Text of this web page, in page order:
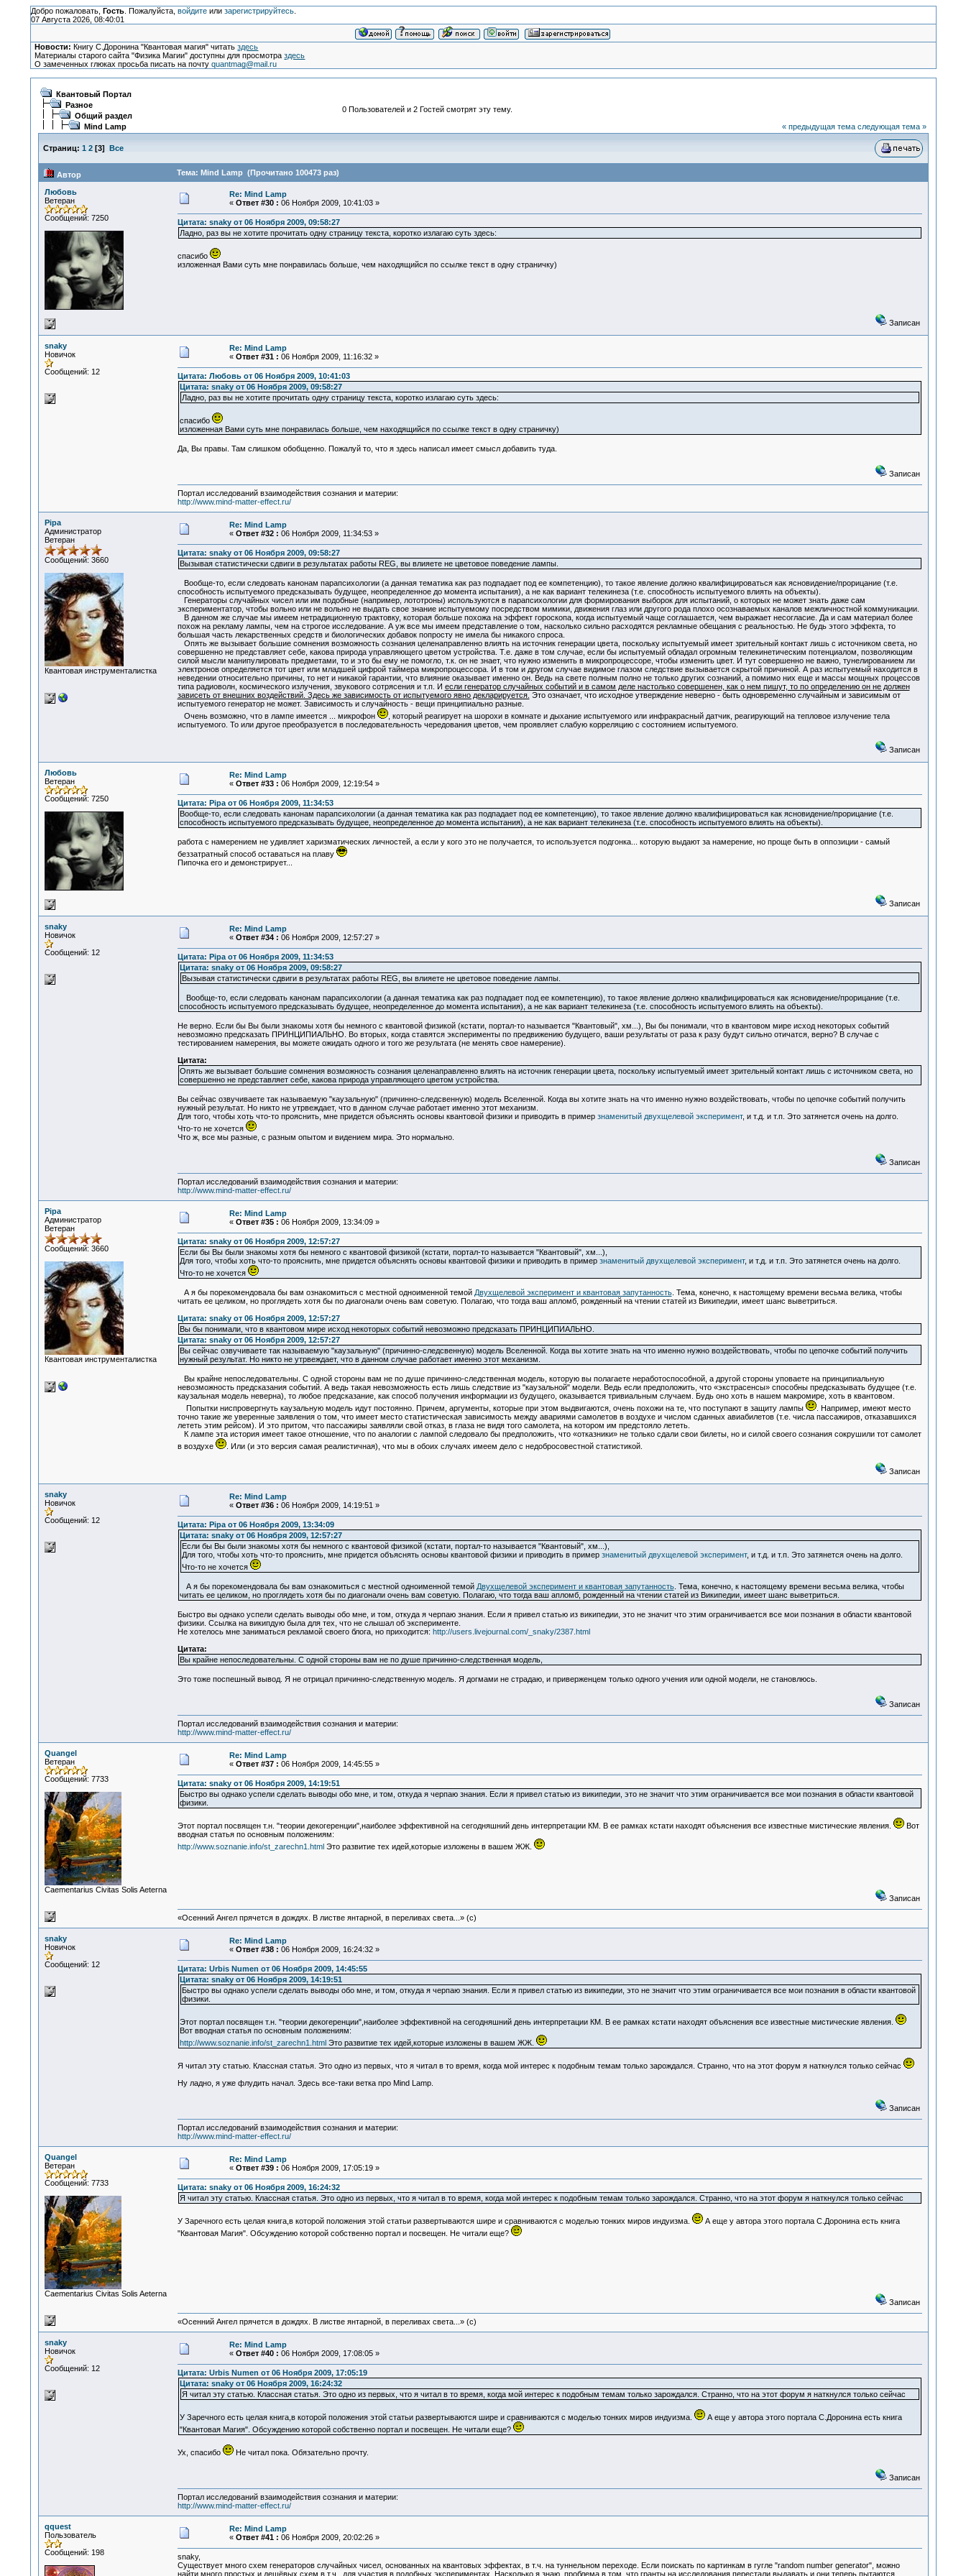
Добро пожаловать, Гость. Пожалуйста, войдитеили зарегистрируйтесь.
07 Августа 2026, 08:40:01
Новости: Книгу С.Доронина "Квантовая магия" читатьздесь
Материалы старого сайта "Физика Магии" доступны для просмотраздесь
О замеченных глюках просьба писать на почтуquantmag@mail.ru
Квантовый Портал
Разное
Общий раздел
Mind Lamp
0 Пользователей и 2 Гостей смотрят эту тему.
« предыдущая тема следующая тема »
Страниц: 1 2[3] Все
Автор Тема: Mind Lamp (Прочитано 100473 раз)
Любовь
Ветеран
Сообщений: 7250
Re: Mind Lamp
« Ответ #30 : 06 Ноября 2009, 10:41:03 »
Цитата: snaky от 06 Ноября 2009, 09:58:27
Ладно, раз вы не хотите прочитать одну страницу текста, коротко излагаю суть здесь:
спасибо
изложенная Вами суть мне понравилась больше, чем находящийся по ссылке текст в одну страничку)
Записан
snaky
Новичок
Сообщений: 12
Re: Mind Lamp
« Ответ #31 : 06 Ноября 2009, 11:16:32 »
Цитата: Любовь от 06 Ноября 2009, 10:41:03
Цитата: snaky от 06 Ноября 2009, 09:58:27
Ладно, раз вы не хотите прочитать одну страницу текста, коротко излагаю суть здесь:
спасибо
изложенная Вами суть мне понравилась больше, чем находящийся по ссылке текст в одну страничку)
Да, Вы правы. Там слишком обобщенно. Пожалуй то, что я здесь написал имеет смысл добавить туда.
Записан
Портал исследований взаимодействия сознания и материи:
http://www.mind-matter-effect.ru/
Pipa
Администратор
Ветеран
Сообщений: 3660
Квантовая инструменталистка
Re: Mind Lamp
« Ответ #32 : 06 Ноября 2009, 11:34:53 »
Цитата: snaky от 06 Ноября 2009, 09:58:27
Вызывая статистически сдвиги в результатах работы REG, вы влияете не цветовое поведение лампы.
Вообще-то, если следовать канонам парапсихологии (а данная тематика как раз подпадает под ее компетенцию), то такое явление должно квалифицироваться как ясновидение/прорицание (т.е.
способность испытуемого предсказывать будущее, неопределенное до момента испытания), а не как вариант телекинеза (т.е. способность испытуемого влиять на объекты).
Генераторы случайных чисел или им подобные (например, лототроны) используются в парапсихологии для формирования выборок для испытаний, о которых не может знать даже сам
экспериментатор, чтобы вольно или не вольно не выдать свое знание испытуемому посредством мимики, движения глаз или другого рода плохо осознаваемых каналов межличностной коммуникации.
В данном же случае мы имеем нетрадиционную трактовку, которая больше похожа на эффект гороскопа, когда испытуемый чаще соглашается, чем выражает несогласие. Да и сам материал более
похож на рекламу лампы, чем на строгое исследование. А уж все мы имеем представление о том, насколько сильно расходятся рекламные обещания с реальностью. Не будь этого эффекта, то
большая часть лекарственных средств и биологических добавок попросту не имела бы никакого спроса.
Опять же вызывает большие сомнения возможность сознания целенаправленно влиять на источник генерации цвета, поскольку испытуемый имеет зрительный контакт лишь с источником света, но
совершенно не представляет себе, какова природа управляющего цветом устройства. Т.е. даже в том случае, если бы испытуемый обладал огромным телекинетическим потенциалом, позволяющим
силой мысли манипулировать предметами, то и это бы ему не помогло, т.к. он не знает, что нужно изменить в микропроцессоре, чтобы изменить цвет. И тут совершенно не важно, тунелированием ли
электронов определяется тот цвет или младшей цифрой таймера микропроцессора. И в том и другом случае видимое глазом следствие вызывается скрытой причиной. А раз испытуемый находится в
неведении относительно причины, то нет и никакой гарантии, что влияние оказывает именно он. Ведь на свете полным полно не только других сознаний, а помимо них еще и массы мощных процессов
типа радиоволн, космического излучения, звукового сотрясения и т.п. И если генератор случайных событий и в самом деле настолько совершенен, как о нем пишут, то по определению он не должен
зависеть от внешних воздействий. Здесь же зависимость от испытуемого явно декларируется. Это означает, что исходное утверждение неверно - быть одновременно случайным и зависимым от
испытуемого генератор не может. Зависимость и случайность - вещи принципиально разные.
Очень возможно, что в лампе имеется ... микрофон
, который реагирует на шорохи в комнате и дыхание испытуемого или инфракрасный датчик, реагирующий на тепловое излучение тела
испытуемого. То или другое преобразуется в последовательность чередования цветов, чем проявляет слабую корреляцию с состоянием испытуемого.
Записан
Любовь
Ветеран
Сообщений: 7250
Re: Mind Lamp
« Ответ #33 : 06 Ноября 2009, 12:19:54 »
Цитата: Pipa от 06 Ноября 2009, 11:34:53
Вообще-то, если следовать канонам парапсихологии (а данная тематика как раз подпадает под ее компетенцию), то такое явление должно квалифицироваться как ясновидение/прорицание (т.е.
способность испытуемого предсказывать будущее, неопределенное до момента испытания), а не как вариант телекинеза (т.е. способность испытуемого влиять на объекты).
работа с намерением не удивляет харизматических личностей, а если у кого это не получается, то используется подгонка... которую выдают за намерение, но проще быть в оппозиции - самый
беззатратный способ оставаться на плаву
Пипочка его и демонстрирует...
Записан
snaky
Новичок
Сообщений: 12
Re: Mind Lamp
« Ответ #34 : 06 Ноября 2009, 12:57:27 »
Цитата: Pipa от 06 Ноября 2009, 11:34:53
Цитата: snaky от 06 Ноября 2009, 09:58:27
Вызывая статистически сдвиги в результатах работы REG, вы влияете не цветовое поведение лампы.
Вообще-то, если следовать канонам парапсихологии (а данная тематика как раз подпадает под ее компетенцию), то такое явление должно квалифицироваться как ясновидение/прорицание (т.е.
способность испытуемого предсказывать будущее, неопределенное до момента испытания), а не как вариант телекинеза (т.е. способность испытуемого влиять на объекты).
Не верно. Если бы Вы были знакомы хотя бы немного с квантовой физикой (кстати, портал-то называется "Квантовый", хм...), Вы бы понимали, что в квантовом мире исход некоторых событий
невозможно предсказать ПРИНЦИПИАЛЬНО. Во вторых, когда ставятся эксперименты по предвижению будущего, ваши результаты от раза к разу будут сильно отичатся, верно? В случае с
тестированием намерения, вы можете ожидать одного и того же результата (не менять свое намерение).
Цитата:
Опять же вызывает большие сомнения возможность сознания целенаправленно влиять на источник генерации цвета, поскольку испытуемый имеет зрительный контакт лишь с источником света, но
совершенно не представляет себе, какова природа управляющего цветом устройства.
Вы сейчас озвучиваете так называемую "каузальную" (причинно-следсвенную) модель Вселенной. Когда вы хотите знать на что именно нужно воздействовать, чтобы по цепочке событий получить
нужный результат. Но никто не утрвеждает, что в данном случае работает именно этот механизм.
Для того, чтобы хоть что-то прояснить, мне придется объяснять основы квантовой физики и приводить в пример знаменитый двухщелевой эксперимент, и т.д. и т.п. Это затянется очень на долго.
Что-то не хочется
Что ж, все мы разные, с разным опытом и видением мира. Это нормально.
Записан
Портал исследований взаимодействия сознания и материи:
http://www.mind-matter-effect.ru/
Pipa
Администратор
Ветеран
Сообщений: 3660
Квантовая инструменталистка
Re: Mind Lamp
« Ответ #35 : 06 Ноября 2009, 13:34:09 »
Цитата: snaky от 06 Ноября 2009, 12:57:27
Если бы Вы были знакомы хотя бы немного с квантовой физикой (кстати, портал-то называется "Квантовый", хм...),
Для того, чтобы хоть что-то прояснить, мне придется объяснять основы квантовой физики и приводить в пример знаменитый двухщелевой эксперимент, и т.д. и т.п. Это затянется очень на долго.
Что-то не хочется
А я бы порекомендовала бы вам ознакомиться с местной одноименной темой Двухщелевой эксперимент и квантовая запутанность. Тема, конечно, к настоящему времени весьма велика, чтобы
читать ее целиком, но проглядеть хотя бы по диагонали очень вам советую. Полагаю, что тогда ваш апломб, рожденный на чтении статей из Википедии, имеет шанс выветриться.
Цитата: snaky от 06 Ноября 2009, 12:57:27
Вы бы понимали, что в квантовом мире исход некоторых событий невозможно предсказать ПРИНЦИПИАЛЬНО.
Цитата: snaky от 06 Ноября 2009, 12:57:27
Вы сейчас озвучиваете так называемую "каузальную" (причинно-следсвенную) модель Вселенной. Когда вы хотите знать на что именно нужно воздействовать, чтобы по цепочке событий получить
нужный результат. Но никто не утрвеждает, что в данном случае работает именно этот механизм.
Вы крайне непоследовательны. С одной стороны вам не по душе причинно-следственная модель, которую вы полагаете неработоспособной, а другой стороны уповаете на принципиальную
невозможность предсказания событий. А ведь такая невозможность есть лишь следствие из "каузальной" модели. Ведь если предположить, что «экстрасенсы» способны предсказывать будущее (т.е.
каузальная модель неверна), то любое предсказание, как способ получения информации из будущего, оказывается тривиальным случаем. Будь оно хоть в нашем макромире, хоть в квантовом.
Попытки ниспровергнуть каузальную модель идут постоянно. Причем, аргументы, которые при этом выдвигаются, очень похожи на те, что поступают в защиту лампы
. Например, имеют место
точно такие же уверенные заявления о том, что имеет место статистическая зависимость между авариями самолетов в воздухе и числом сданных авиабилетов (т.е. числа пассажиров, отказавшихся
лететь этим рейсом). И это притом, что пассажиры заявляли свой отказ, в глаза не видя того самолета, на котором им предстояло лететь.
К лампе эта история имеет такое отношение, что по аналогии с лампой следовало бы предположить, что «отказники» не только сдали свои билеты, но и силой своего сознания сокрушили тот самолет
в воздухе
. Или (и это версия самая реалистичная), что мы в обоих случаях имеем дело с недобросовестной статистикой.
Записан
snaky
Новичок
Сообщений: 12
Re: Mind Lamp
« Ответ #36 : 06 Ноября 2009, 14:19:51 »
Цитата: Pipa от 06 Ноября 2009, 13:34:09
Цитата: snaky от 06 Ноября 2009, 12:57:27
Если бы Вы были знакомы хотя бы немного с квантовой физикой (кстати, портал-то называется "Квантовый", хм...),
Для того, чтобы хоть что-то прояснить, мне придется объяснять основы квантовой физики и приводить в пример знаменитый двухщелевой эксперимент, и т.д. и т.п. Это затянется очень на долго.
Что-то не хочется
А я бы порекомендовала бы вам ознакомиться с местной одноименной темой Двухщелевой эксперимент и квантовая запутанность. Тема, конечно, к настоящему времени весьма велика, чтобы
читать ее целиком, но проглядеть хотя бы по диагонали очень вам советую. Полагаю, что тогда ваш апломб, рожденный на чтении статей из Википедии, имеет шанс выветриться.
Быстро вы однако успели сделать выводы обо мне, и том, откуда я черпаю знания. Если я привел статью из википедии, это не значит что этим ограничивается все мои познания в области квантовой
физики. Ссылка на википдую была для тех, что не слышал об эксперименте.
Не хотелось мне заниматься рекламой своего блога, но приходится: http://users.livejournal.com/_snaky/2387.html
Цитата:
Вы крайне непоследовательны. С одной стороны вам не по душе причинно-следственная модель,
Это тоже поспешный вывод. Я не отрицал причинно-следственную модель. Я догмами не страдаю, и приверженцем только одного учения или одной модели, не становлюсь.
Записан
Портал исследований взаимодействия сознания и материи:
http://www.mind-matter-effect.ru/
Quangel
Ветеран
Сообщений: 7733
Сaementarius Civitas Solis Aeterna
Re: Mind Lamp
« Ответ #37 : 06 Ноября 2009, 14:45:55 »
Цитата: snaky от 06 Ноября 2009, 14:19:51
Быстро вы однако успели сделать выводы обо мне, и том, откуда я черпаю знания. Если я привел статью из википедии, это не значит что этим ограничивается все мои познания в области квантовой
физики.
Этот портал посвящен т.н. "теории декогеренции",наиболее эффективной на сегодняшний день интерпретации КМ. В ее рамках кстати находят объяснения все известные мистические явления.
Вот
вводная статья по основным положениям:
http://www.soznanie.info/st_zarechn1.html Это развитие тех идей,которые изложены в вашем ЖЖ.
Записан
«Осенний Ангел прячется в дождях. В листве янтарной, в переливах света...» (c)
snaky
Новичок
Сообщений: 12
Re: Mind Lamp
« Ответ #38 : 06 Ноября 2009, 16:24:32 »
Цитата: Urbis Numen от 06 Ноября 2009, 14:45:55
Цитата: snaky от 06 Ноября 2009, 14:19:51
Быстро вы однако успели сделать выводы обо мне, и том, откуда я черпаю знания. Если я привел статью из википедии, это не значит что этим ограничивается все мои познания в области квантовой
физики.
Этот портал посвящен т.н. "теории декогеренции",наиболее эффективной на сегодняшний день интерпретации КМ. В ее рамках кстати находят объяснения все известные мистические явления.
Вот вводная статья по основным положениям:
http://www.soznanie.info/st_zarechn1.html Это развитие тех идей,которые изложены в вашем ЖЖ.
Я читал эту статью. Классная статья. Это одно из первых, что я читал в то время, когда мой интерес к подобным темам только зарождался. Странно, что на этот форум я наткнулся только сейчас
Ну ладно, я уже флудить начал. Здесь все-таки ветка про Mind Lamp.
Записан
Портал исследований взаимодействия сознания и материи:
http://www.mind-matter-effect.ru/
Quangel
Ветеран
Сообщений: 7733
Сaementarius Civitas Solis Aeterna
Re: Mind Lamp
« Ответ #39 : 06 Ноября 2009, 17:05:19 »
Цитата: snaky от 06 Ноября 2009, 16:24:32
Я читал эту статью. Классная статья. Это одно из первых, что я читал в то время, когда мой интерес к подобным темам только зарождался. Странно, что на этот форум я наткнулся только сейчас
У Заречного есть целая книга,в которой положения этой статьи развертываются шире и сравниваются с моделью тонких миров индуизма.
А еще у автора этого портала С.Доронина есть книга
"Квантовая Магия". Обсуждению которой собственно портал и посвещен. Не читали еще?
Записан
«Осенний Ангел прячется в дождях. В листве янтарной, в переливах света...» (c)
snaky
Новичок
Сообщений: 12
Re: Mind Lamp
« Ответ #40 : 06 Ноября 2009, 17:08:05 »
Цитата: Urbis Numen от 06 Ноября 2009, 17:05:19
Цитата: snaky от 06 Ноября 2009, 16:24:32
Я читал эту статью. Классная статья. Это одно из первых, что я читал в то время, когда мой интерес к подобным темам только зарождался. Странно, что на этот форум я наткнулся только сейчас
У Заречного есть целая книга,в которой положения этой статьи развертываются шире и сравниваются с моделью тонких миров индуизма.
А еще у автора этого портала С.Доронина есть книга
"Квантовая Магия". Обсуждению которой собственно портал и посвещен. Не читали еще?
Ух, спасибо Не читал пока. Обязательно прочту.
Записан
Портал исследований взаимодействия сознания и материи:
http://www.mind-matter-effect.ru/
qquest
Пользователь
Сообщений: 198
Re: Mind Lamp
« Ответ #41 : 06 Ноября 2009, 20:02:26 »
snaky,
Существует много схем генераторов случайных чисел, основанных на квантовых эффектах, в т.ч. на туннельном переходе. Если поискать по картинкам в гугле "random number generator", можно
найти много простых и дешёвых схем в т.ч., для участия в подобных экспериментах. Насколько я знаю, проблема в том, что гранты на исследования перестали выдавать и они теперь пытаются